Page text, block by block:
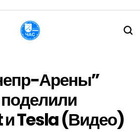
Арены”
Tesla (Видео)